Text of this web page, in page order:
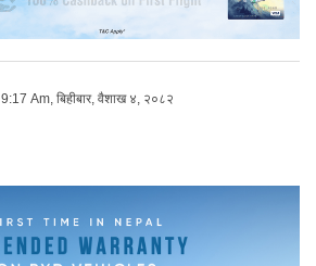
9:17 Am, बिहीबार, वैशाख ४, २०८२